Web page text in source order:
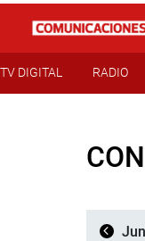
TV DIGITAL RADIO